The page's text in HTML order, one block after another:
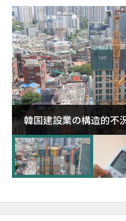
韓国建設業の構造的不
超が「ゾンビ企業」に